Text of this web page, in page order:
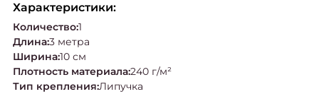
Характеристики:
Количество:1
Длина:3 метра
Ширина:10 см
Плотность материала:240 г/м²
Тип крепления:Липучка